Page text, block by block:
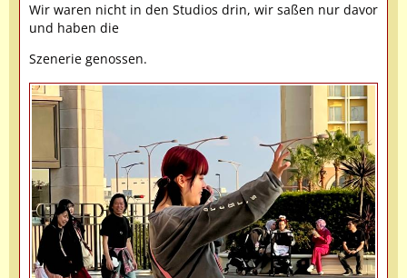
Wir waren nicht in den Studios drin, wir saßen nur davor
und haben die
Szenerie genossen.